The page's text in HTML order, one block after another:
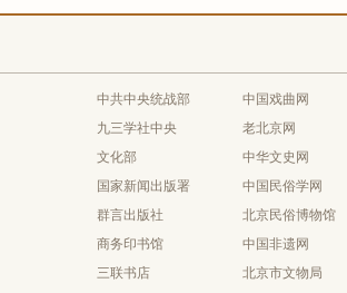
中共中央统战部
九三学社中央
文化部
国家新闻出版署
群言出版社
商务印书馆
三联书店
中国戏曲网
老北京网
中华文史网
中国民俗学网
北京民俗博物馆
中国非遗网
北京市文物局